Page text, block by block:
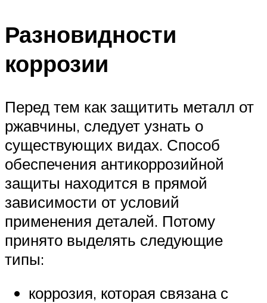
Разновидности
коррозии
Перед тем как защитить металл от
ржавчины, следует узнать о
существующих видах. Способ
обеспечения антикоррозийной
защиты находится в прямой
зависимости от условий
применения деталей. Потому
принято выделять следующие
типы:
коррозия, которая связана с